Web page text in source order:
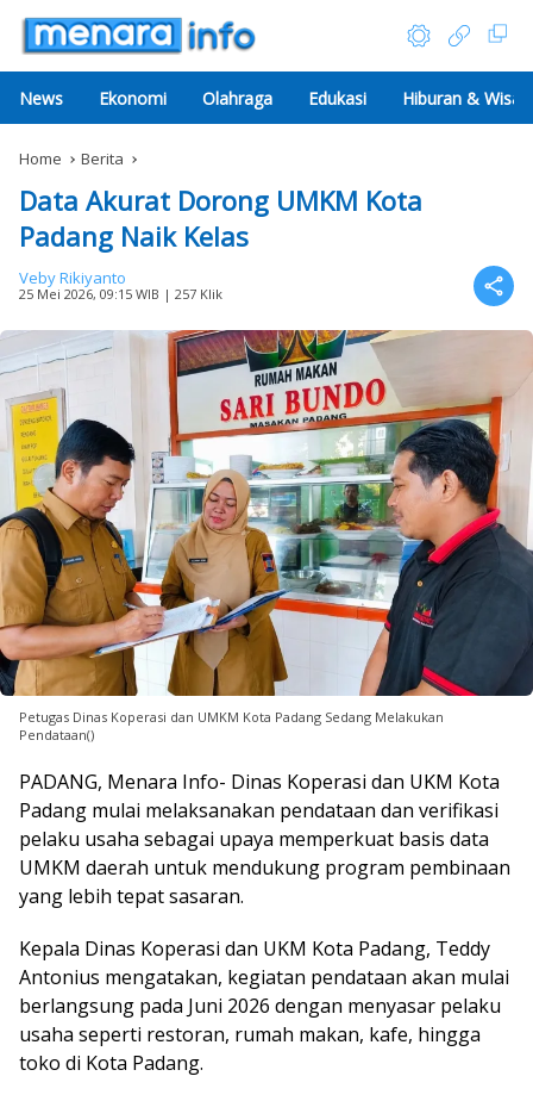
News Ekonomi Olahraga Edukasi Hiburan &
Home Berita
Data Akurat Dorong UMKM Kota
Padang Naik Kelas
Veby Rikiyanto
25 Mei 2026, 09:15 WIB | 257 Klik
Petugas Dinas Koperasi dan UMKM Kota Padang Sedang Melakukan
Pendataan()
PADANG, Menara Info- Dinas Koperasi dan UKM Kota
Padang mulai melaksanakan pendataan dan verifikasi
pelaku usaha sebagai upaya memperkuat basis data
UMKM daerah untuk mendukung program pembinaan
yang lebih tepat sasaran.
Kepala Dinas Koperasi dan UKM Kota Padang, Teddy
Antonius mengatakan, kegiatan pendataan akan mulai
berlangsung pada Juni 2026 dengan menyasar pelaku
usaha seperti restoran, rumah makan, kafe, hingga
toko di Kota Padang.